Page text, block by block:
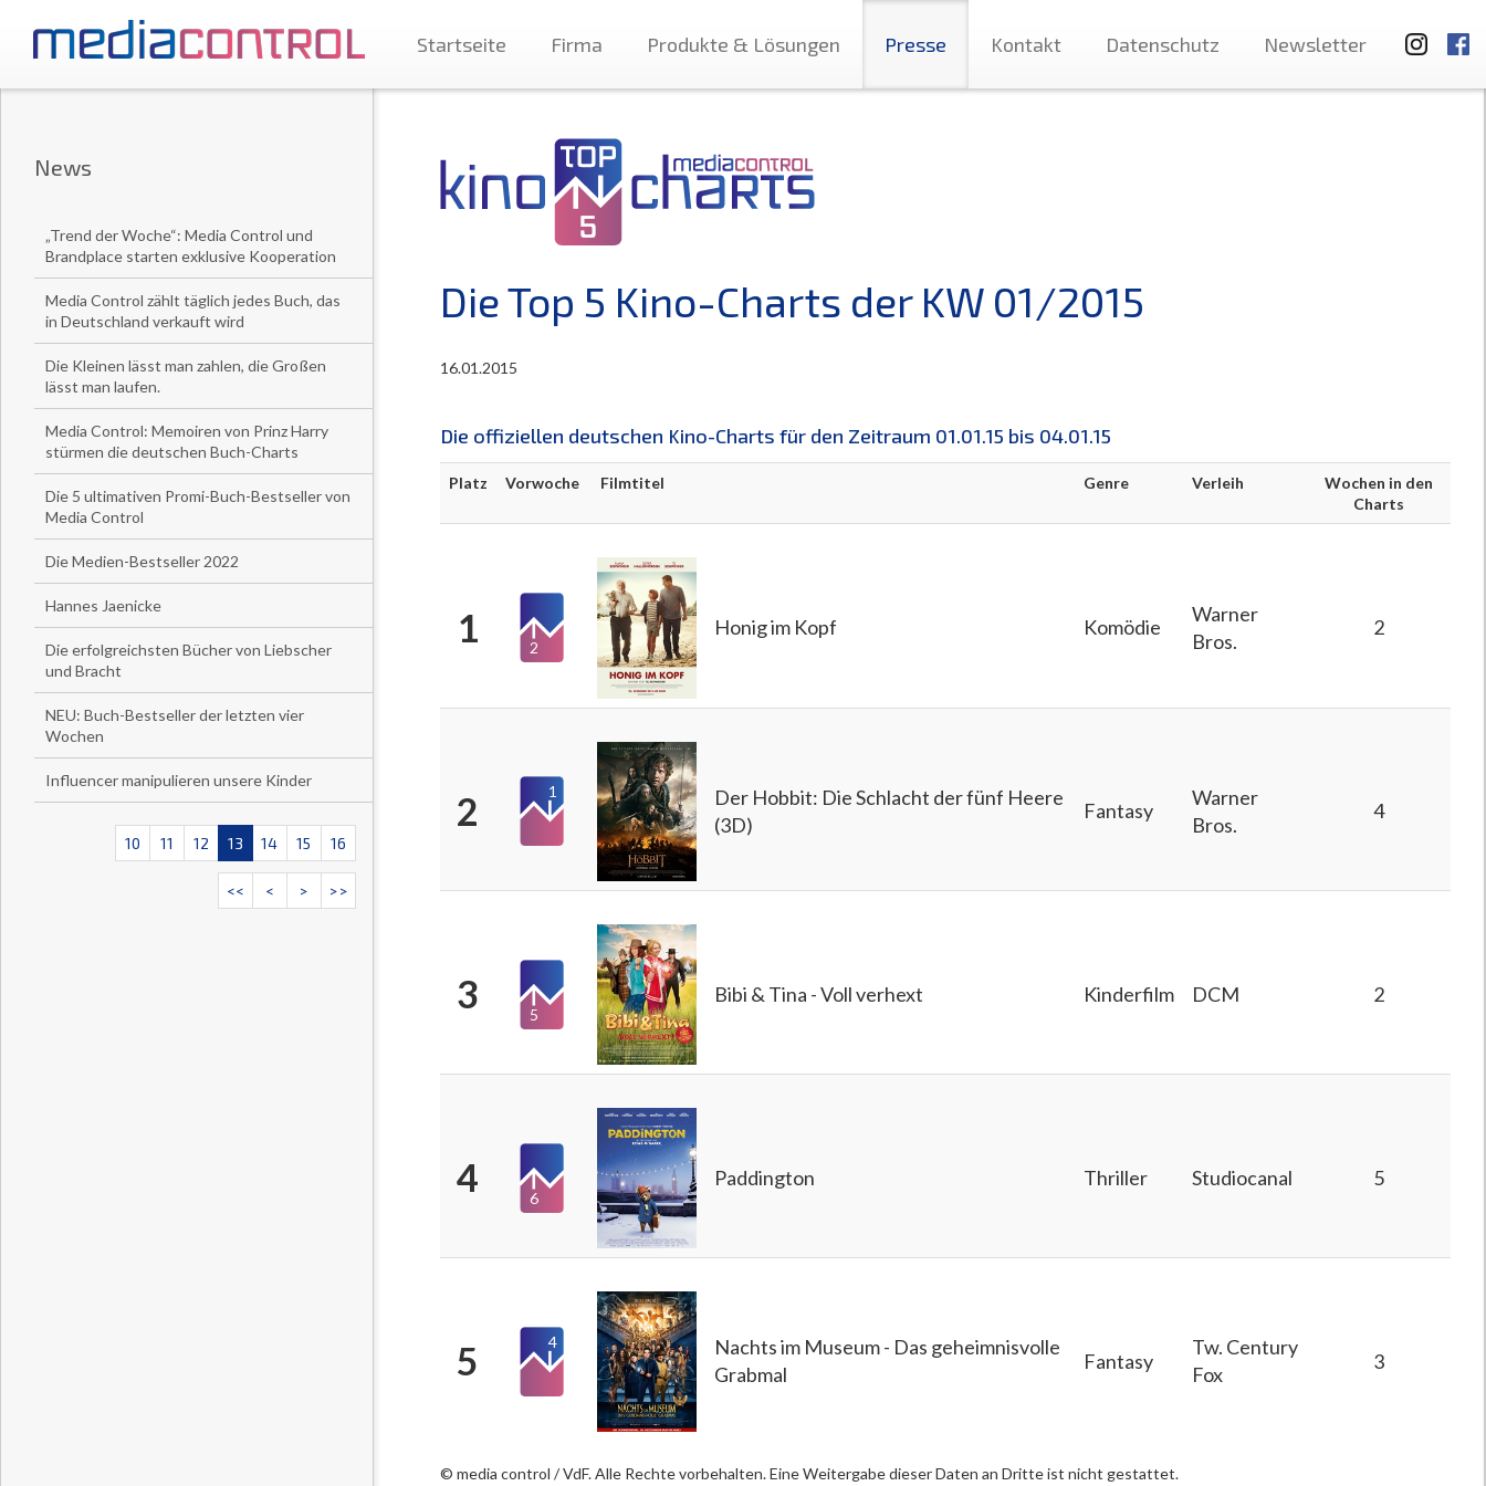
Startseite Firma Produkte & Lösungen Presse Kontakt Datenschutz Newsletter
News
„Trend der Woche“: Media Control und
Brandplace starten exklusive Kooperation
Media Control zählt täglich jedes Buch, das
in Deutschland verkauft wird
Die Kleinen lässt man zahlen, die Großen
lässt man laufen.
Media Control: Memoiren von Prinz Harry
stürmen die deutschen Buch-Charts
Die 5 ultimativen Promi-Buch-Bestseller von
Media Control
Die Medien-Bestseller 2022
Hannes Jaenicke
Die erfolgreichsten Bücher von Liebscher
und Bracht
NEU: Buch-Bestseller der letzten vier
Wochen
Influencer manipulieren unsere Kinder
10 11 12 13 14 15 16
<< < > >>
Die Top 5 Kino-Charts der KW 01/2015
16.01.2015
Die offiziellen deutschen Kino-Charts für den Zeitraum 01.01.15 bis 04.01.15
Platz Vorwoche Filmtitel Genre Verleih
Wochen in den
Charts
1 2
Honig im Kopf Komödie
Warner
Bros.
2
2 1
Der Hobbit: Die Schlacht der fünf Heere
(3D)
Fantasy
Warner
Bros.
4
3 5
Bibi & Tina - Voll verhext Kinderfilm DCM 2
4 6
Paddington Thriller Studiocanal 5
5 4
Nachts im Museum - Das geheimnisvolle
Grabmal
Fantasy
Tw. Century
Fox
3
© media control / VdF. Alle Rechte vorbehalten. Eine Weitergabe dieser Daten an Dritte ist nicht gestattet.